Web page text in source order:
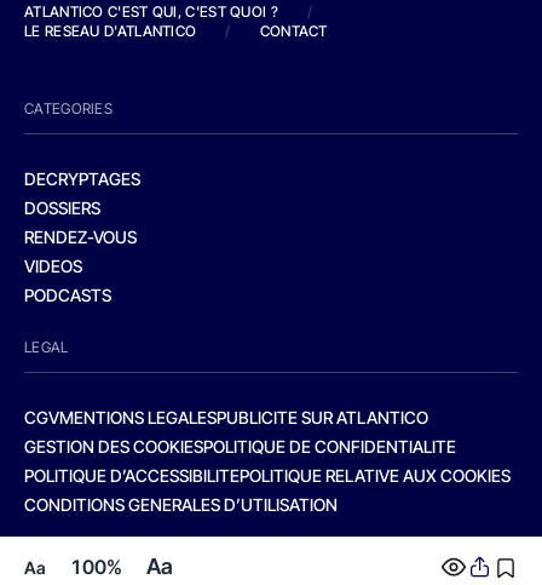
Aa 100% Aa
ATLANTICO C'EST QUI, C'EST QUOI ?
/
LE RESEAU D'ATLANTICO
/ CONTACT
CATEGORIES
DECRYPTAGES
DOSSIERS
RENDEZ-VOUS
VIDEOS
PODCASTS
LEGAL
CGVMENTIONS LEGALESPUBLICITE SUR ATLANTICO
GESTION DES COOKIESPOLITIQUE DE CONFIDENTIALITE
POLITIQUE D’ACCESSIBILITEPOLITIQUE RELATIVE AUX COOKIES
CONDITIONS GENERALES D’UTILISATION